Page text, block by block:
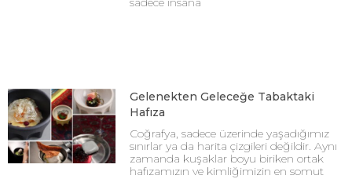
Gelenekten Geleceğe Tabaktaki
Hafıza
Coğrafya, sadece üzerinde yaşadığımız
sınırlar ya da harita çizgileri değildir. Aynı
zamanda kuşaklar boyu biriken ortak
hafızamızın ve kimliğimizin en somut